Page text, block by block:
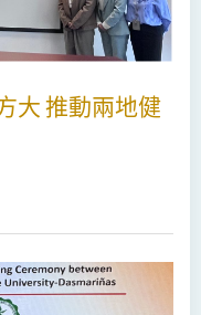
大 推動兩地健